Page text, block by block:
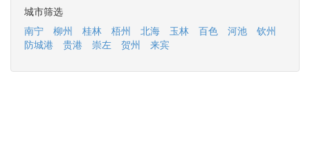
城市筛选
南宁
柳州 桂林 梧州 北海 玉林 百色 河池
钦州
防城港
贵港 崇左 贺州 来宾